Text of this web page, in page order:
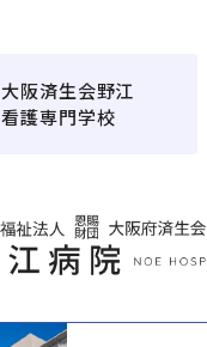
大阪済生会野江
看護専門学校